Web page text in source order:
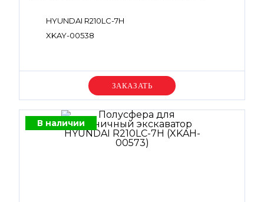
HYUNDAI R210LC-7H
XKAY-00538
Уточняйте цену
В наличии